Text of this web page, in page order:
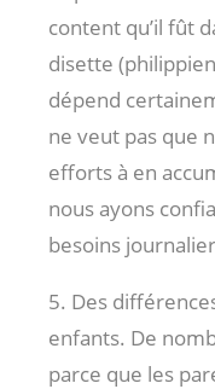
content qu’il fût
disette
dépend
ne veut pas que
efforts à en
nous ayons
besoins
5. Des
enfants. De
parce que les